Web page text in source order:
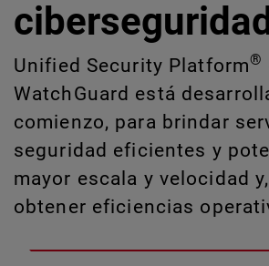
ciberseguridad
Unified Security Platform®
WatchGuard está
comienzo, para brindar
seguridad eficientes y
mayor escala y velocidad
obtener eficiencias